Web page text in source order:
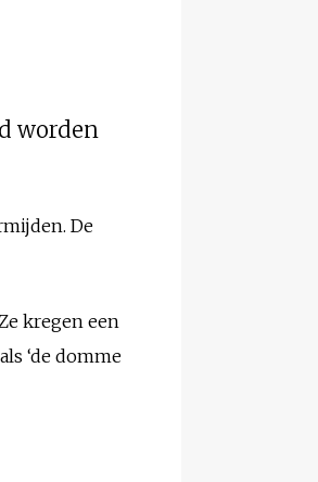
worden
De
kregen een
‘de domme